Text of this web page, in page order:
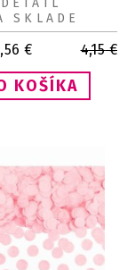
43 cm
€ 4,15€
DETAIL
SKLADE